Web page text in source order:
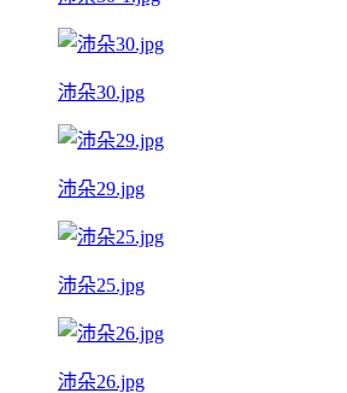
沛朵30.jpg
沛朵29.jpg
沛朵25.jpg
沛朵26.jpg